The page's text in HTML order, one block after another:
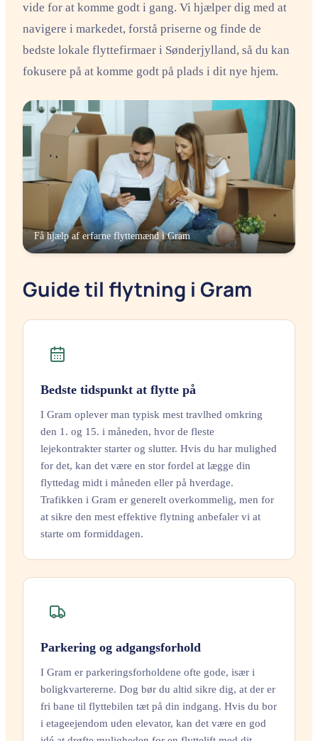
vide for at komme godt i gang. Vi hjælper dig med at
navigere i markedet, forstå priserne og finde de
bedste lokale flyttefirmaer i Sønderjylland, så du kan
fokusere på at komme godt på plads i dit nye hjem.
Få hjælp af erfarne flyttemænd iGram
Guide til flytning i Gram
Bedste tidspunkt at flytte på
I Gram oplever man typisk mest travlhed omkring
den 1. og 15. i måneden, hvor de fleste
lejekontrakter starter og slutter. Hvis du har mulighed
for det, kan det være en stor fordel at lægge din
flyttedag midt i måneden eller på hverdage.
Trafikken i Gram er generelt overkommelig, men for
at sikre den mest effektive flytning anbefaler vi at
starte om formiddagen.
Parkering og adgangsforhold
I Gram er parkeringsforholdene ofte gode, især i
boligkvartererne. Dog bør du altid sikre dig, at der er
fri bane til flyttebilen tæt på din indgang. Hvis du bor
i etageejendom uden elevator, kan det være en god